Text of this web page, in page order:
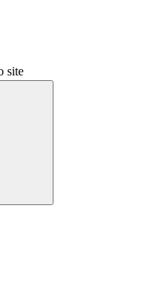
site